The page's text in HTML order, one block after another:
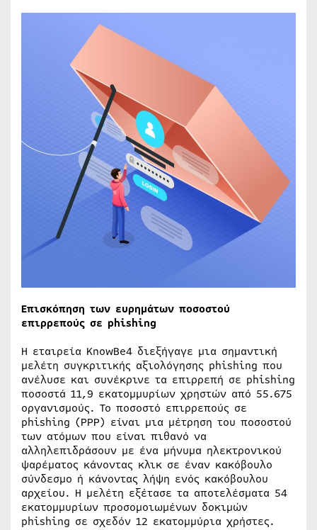
Επισκόπηση των ευρημάτων ποσοστού
επιρρεπούς σε phishing
Η εταιρεία KnowBe4 διεξήγαγε μια σημαντική
μελέτη συγκριτικής αξιολόγησης phishing που
ανέλυσε και συνέκρινε τα επιρρεπή σε phishing
ποσοστά 11,9 εκατομμυρίων χρηστών από 55.675
οργανισμούς. Το ποσοστό επιρρεπούς σε
phishing (PPP) είναι μια μέτρηση του ποσοστού
των ατόμων που είναι πιθανό να
αλληλεπιδράσουν με ένα μήνυμα ηλεκτρονικού
ψαρέματος κάνοντας κλικ σε έναν κακόβουλο
σύνδεσμο ή κάνοντας λήψη ενός κακόβουλου
αρχείου. Η μελέτη εξέτασε τα αποτελέσματα 54
εκατομμυρίων προσομοιωμένων δοκιμών
phishing σε σχεδόν 12 εκατομμύρια χρήστες.